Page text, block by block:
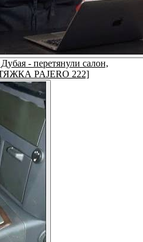
- перетянули салон,
PAJERO 222]